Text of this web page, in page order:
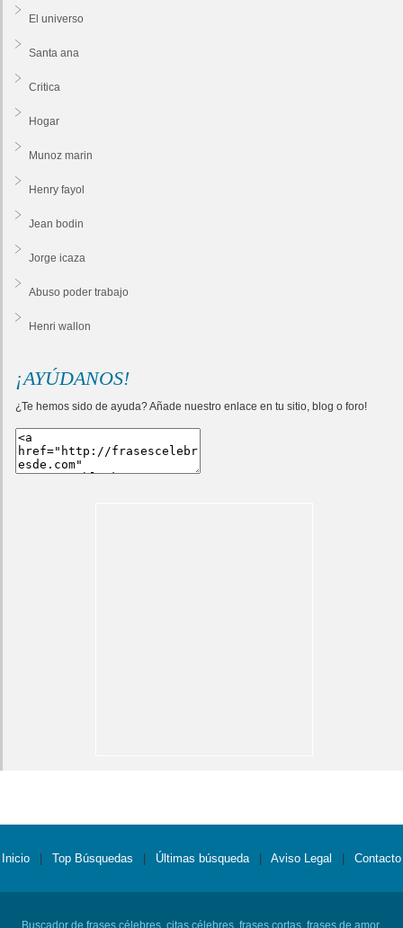
El universo
Santa ana
Critica
Hogar
Munoz marin
Henry fayol
Jean bodin
Jorge icaza
Abuso poder trabajo
Henri wallon
¡AYÚDANOS!
¿Te hemos sido de ayuda? Añade nuestro enlace en tu sitio, blog o foro!
Inicio Top Búsquedas Últimas búsqueda Aviso Legal Contacto
Buscador de frases célebres, citas célebres, frases cortas, frases de amor,